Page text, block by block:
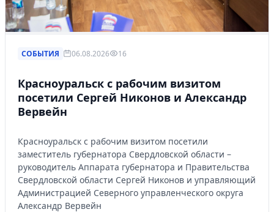
СОБЫТИЯ 06.08.2026 16
Красноуральск с рабочим визитом
посетили Сергей Никонов и Александр
Вервейн
Красноуральск с рабочим визитом посетили
заместитель губернатора Свердловской области –
руководитель Аппарата губернатора и Правительства
Свердловской области Сергей Никонов и управляющий
Администрацией Северного управленческого округа
Александр Вервейн